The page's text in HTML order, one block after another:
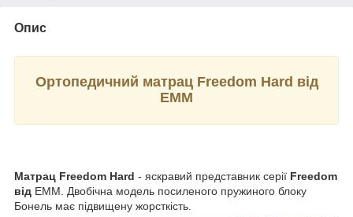
Опис
Ортопедичний матрац Freedom Hard від
ЕММ
Матрац Freedom Hard - яскравий представник серії Freedom
від EMM. Двобічна модель посиленого пружиного блоку
Бонель має підвищену жорсткість.